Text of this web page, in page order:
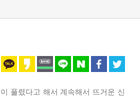
풀렸다고 해서 계속해서 뜨거운 신